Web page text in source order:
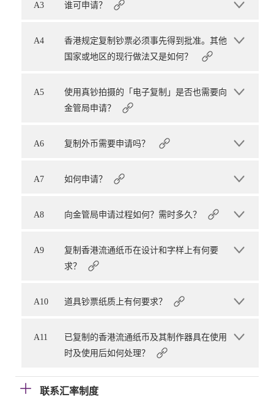
A3 谁可申请？
A4
香港规定复制钞票必须事先得到批准。其他
国家或地区的现行做法又是如何？
A5
使用真钞拍摄的「电子复制」是否也需要向
金管局申请？
A6 复制外币需要申请吗？
A7 如何申请？
A8 向金管局申请过程如何？需时多久？
A9
复制香港流通纸币在设计和字样上有何要
求？
A10 道具钞票纸质上有何要求？
A11
已复制的香港流通纸币及其制作器具在使用
时及使用后如何处理？
联系汇率制度